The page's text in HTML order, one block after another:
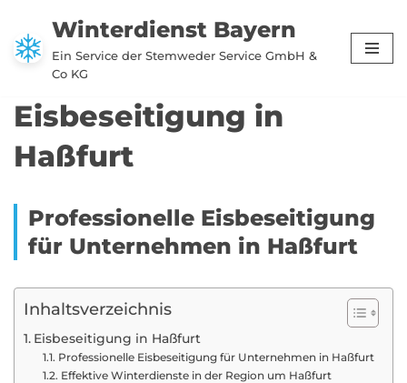
Zum
Inhalt
Winterdienst Bayern
Ein Service der Stemweder Service GmbH &
Co KG
Eisbeseitigung in
Haßfurt
Professionelle Eisbeseitigung
für Unternehmen in Haßfurt
Inhaltsverzeichnis
Eisbeseitigung in Haßfurt
Professionelle Eisbeseitigung für Unternehmen in Haßfurt
Effektive Winterdienste in der Region um Haßfurt